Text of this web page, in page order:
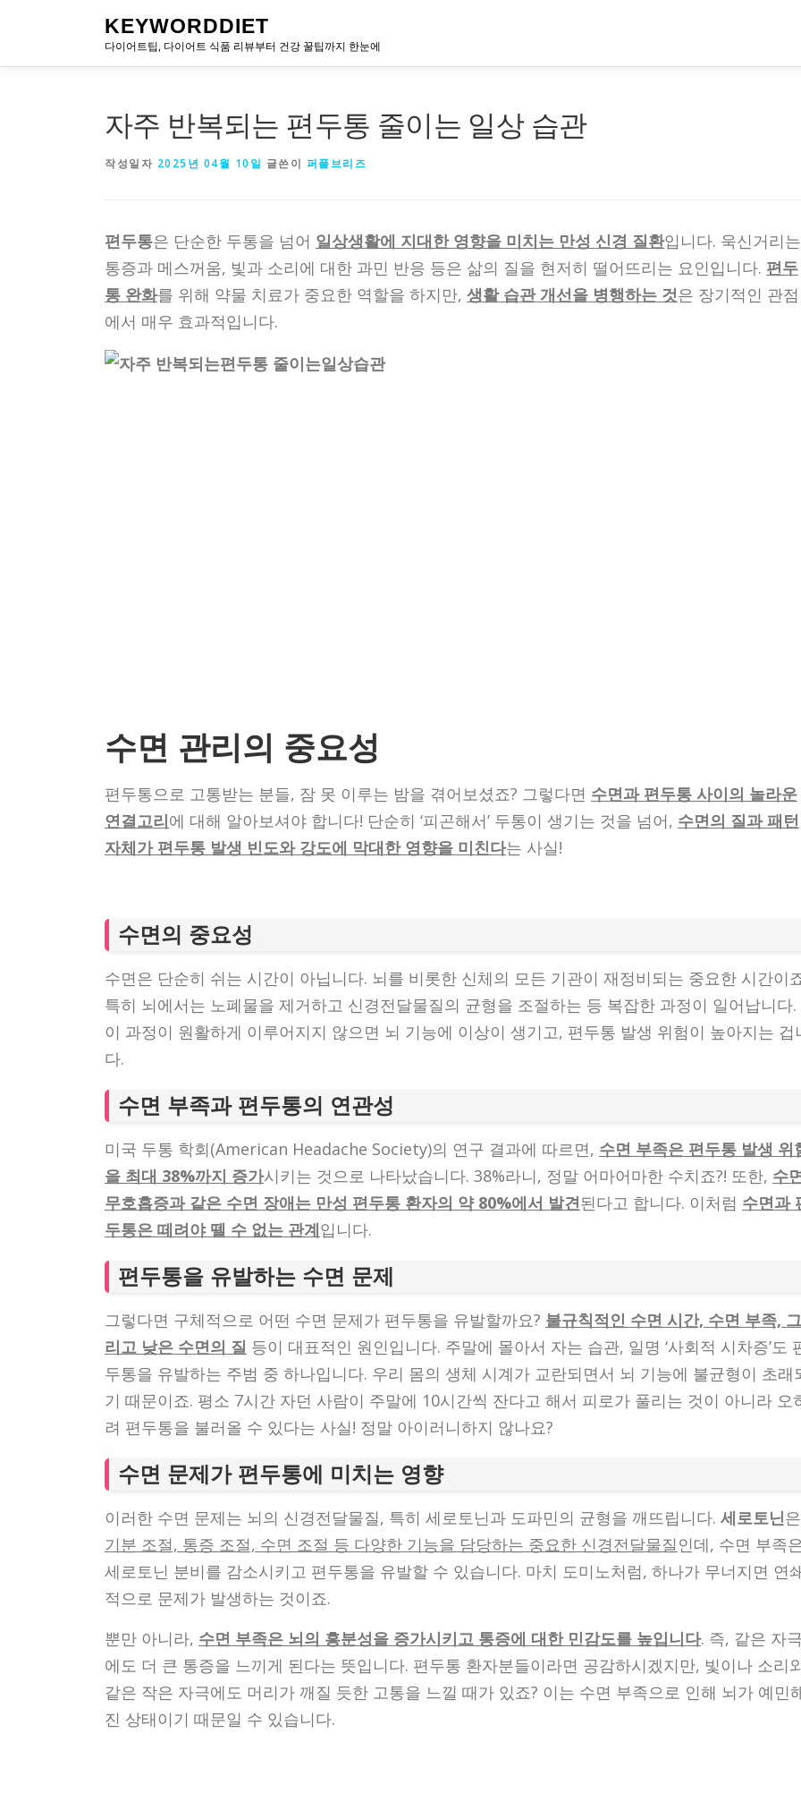
로
KEYWORDDIET
다이어트팁, 다이어트 식품 리뷰부터 건강 꿀팁까지 한눈에
자주 반복되는 편두통 줄이는 일상 습관
작성일자 2025년 04월 10일 글쓴이 퍼플브리즈
편두통은 단순한 두통을 넘어 일상생활에 지대한 영향을 미치는 만성 신경 질환입니다. 욱신거리는
통증과 메스꺼움, 빛과 소리에 대한 과민 반응 등은 삶의 질을 현저히 떨어뜨리는 요인입니다. 편두
통 완화를 위해 약물 치료가 중요한 역할을 하지만, 생활 습관 개선을 병행하는 것은 장기적인 관점
에서 매우 효과적입니다.
수면 관리의 중요성
편두통으로 고통받는 분들, 잠 못 이루는 밤을 겪어보셨죠? 그렇다면 수면과 편두통 사이의 놀라운
연결고리에 대해 알아보셔야 합니다! 단순히 ‘피곤해서’ 두통이 생기는 것을 넘어, 수면의 질과 패턴
자체가 편두통 발생 빈도와 강도에 막대한 영향을 미친다는 사실!
수면의 중요성
수면은 단순히 쉬는 시간이 아닙니다. 뇌를 비롯한 신체의 모든 기관이 재정비되는 중요한 시간이
특히 뇌에서는 노폐물을 제거하고 신경전달물질의 균형을 조절하는 등 복잡한 과정이 일어납니다.
이 과정이 원활하게 이루어지지 않으면 뇌 기능에 이상이 생기고, 편두통 발생 위험이 높아지는 겁
다.
수면 부족과 편두통의 연관성
미국 두통 학회(American Headache Society)의 연구 결과에 따르면, 수면 부족은 편두통 발생 위
을 최대 38%까지 증가시키는 것으로 나타났습니다. 38%라니, 정말 어마어마한 수치죠?! 또한, 수
무호흡증과 같은 수면 장애는 만성 편두통 환자의 약 80%에서 발견된다고 합니다. 이처럼 수면과
두통은 떼려야 뗄 수 없는 관계입니다.
편두통을 유발하는 수면 문제
그렇다면 구체적으로 어떤 수면 문제가 편두통을 유발할까요? 불규칙적인 수면 시간, 수면 부족, 그
리고 낮은 수면의 질 등이 대표적인 원인입니다. 주말에 몰아서 자는 습관, 일명 ‘사회적 시차증’도
두통을 유발하는 주범 중 하나입니다. 우리 몸의 생체 시계가 교란되면서 뇌 기능에 불균형이 초래
기 때문이죠. 평소 7시간 자던 사람이 주말에 10시간씩 잔다고 해서 피로가 풀리는 것이 아니라 오
려 편두통을 불러올 수 있다는 사실! 정말 아이러니하지 않나요?
수면 문제가 편두통에 미치는 영향
이러한 수면 문제는 뇌의 신경전달물질, 특히 세로토닌과 도파민의 균형을 깨뜨립니다. 세로토닌은
기분 조절, 통증 조절, 수면 조절 등 다양한 기능을 담당하는 중요한 신경전달물질 인데, 수면 부족
세로토닌 분비를 감소시키고 편두통을 유발할 수 있습니다. 마치 도미노처럼, 하나가 무너지면 연
적으로 문제가 발생하는 것이죠.
뿐만 아니라, 수면 부족은 뇌의 흥분성을 증가시키고 통증에 대한 민감도를 높입니다. 즉, 같은 자극
에도 더 큰 통증을 느끼게 된다는 뜻입니다. 편두통 환자분들이라면 공감하시겠지만, 빛이나 소리
같은 작은 자극에도 머리가 깨질 듯한 고통을 느낄 때가 있죠? 이는 수면 부족으로 인해 뇌가 예민
진 상태이기 때문일 수 있습니다.